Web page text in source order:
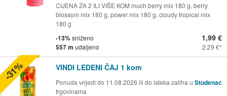
CIJENA ZA 2 ILI VIŠE KOM much berry mix 180 g, berry
blossom mix 180 g, power mix 180 g, cloudy tropical mix
180 g
-13%sniženo
557 m udaljeno
1,99 €
2,29 €
VINDI LEDENI ČAJ 1 kom
Ponuda vrijedi do 11.08.2026 ili do isteka zaliha u Studenac
trgovinama
-31%